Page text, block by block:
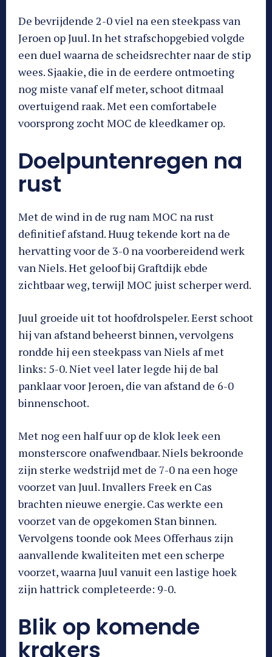
De bevrijdende 2-0 viel na een steekpass van
Jeroen op Juul. In het strafschopgebied volgde
een duel waarna de scheidsrechter naar de stip
wees. Sjaakie, die in de eerdere ontmoeting
nog miste vanaf elf meter, schoot ditmaal
overtuigend raak. Met een comfortabele
voorsprong zocht MOC de kleedkamer op.
Doelpuntenregen na
rust
Met de wind in de rug nam MOC na rust
definitief afstand. Huug tekende kort na de
hervatting voor de 3-0 na voorbereidend werk
van Niels. Het geloof bij Graftdijk ebde
zichtbaar weg, terwijl MOC juist scherper werd.
Juul groeide uit tot hoofdrolspeler. Eerst schoot
hij van afstand beheerst binnen, vervolgens
rondde hij een steekpass van Niels af met
links: 5-0. Niet veel later legde hij de bal
panklaar voor Jeroen, die van afstand de 6-0
binnenschoot.
Met nog een half uur op de klok leek een
monsterscore onafwendbaar. Niels bekroonde
zijn sterke wedstrijd met de 7-0 na een hoge
voorzet van Juul. Invallers Freek en Cas
brachten nieuwe energie. Cas werkte een
voorzet van de opgekomen Stan binnen.
Vervolgens toonde ook Mees Offerhaus zijn
aanvallende kwaliteiten met een scherpe
voorzet, waarna Juul vanuit een lastige hoek
zijn hattrick completeerde: 9-0.
Blik op komende
krakers